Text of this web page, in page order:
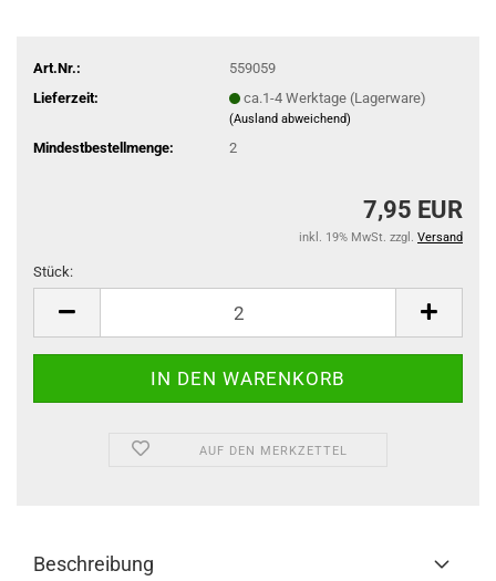
Art.Nr.:
559059
Lieferzeit:
ca.1-4 Werktage (Lagerware)
(Ausland abweichend)
Mindestbestellmenge: 2
7,95 EUR
inkl. 19% MwSt. zzgl. Versand
Stück:
AUF DEN MERKZETTEL
Beschreibung